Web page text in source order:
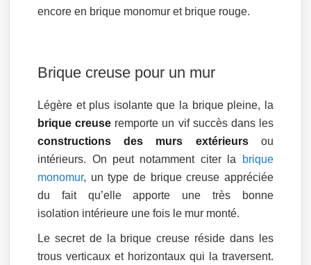
encore en brique monomur et brique rouge.
Brique creuse pour un mur
Légère et plus isolante que la brique pleine, la
brique creuse remporte un vif succès dans les
constructions des murs extérieursou
intérieurs. On peut notamment citer la
brique
monomur, un type de brique creuse appréciée
du fait qu’elle apporte une très bonne
isolation intérieure une fois le mur monté.
Le secret de la brique creuse réside dans les
trous verticaux et horizontaux qui la traversent.